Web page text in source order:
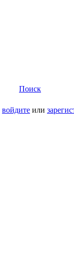
Поиск
войдите или